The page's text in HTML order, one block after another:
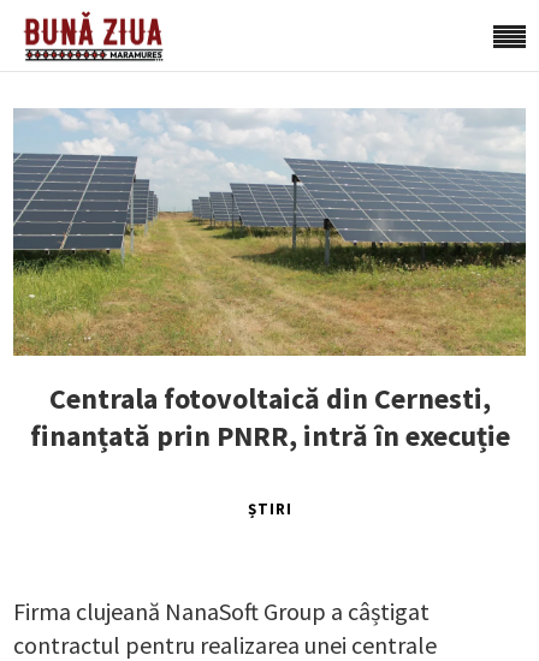
Centrala fotovoltaică din Cernesti,
finanțată prin PNRR, intră în execuție
ȘTIRI
Firma clujeană NanaSoft Group a câștigat
contractul pentru realizarea unei centrale